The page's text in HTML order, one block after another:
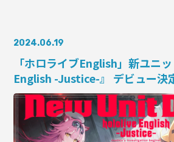
COLLABORATION
SUPPORT
OFFICIAL SHOP
HOLODULE
2024.06.19
「ホロライブEnglish」新ユニ
English -Justice-』 デビュー決